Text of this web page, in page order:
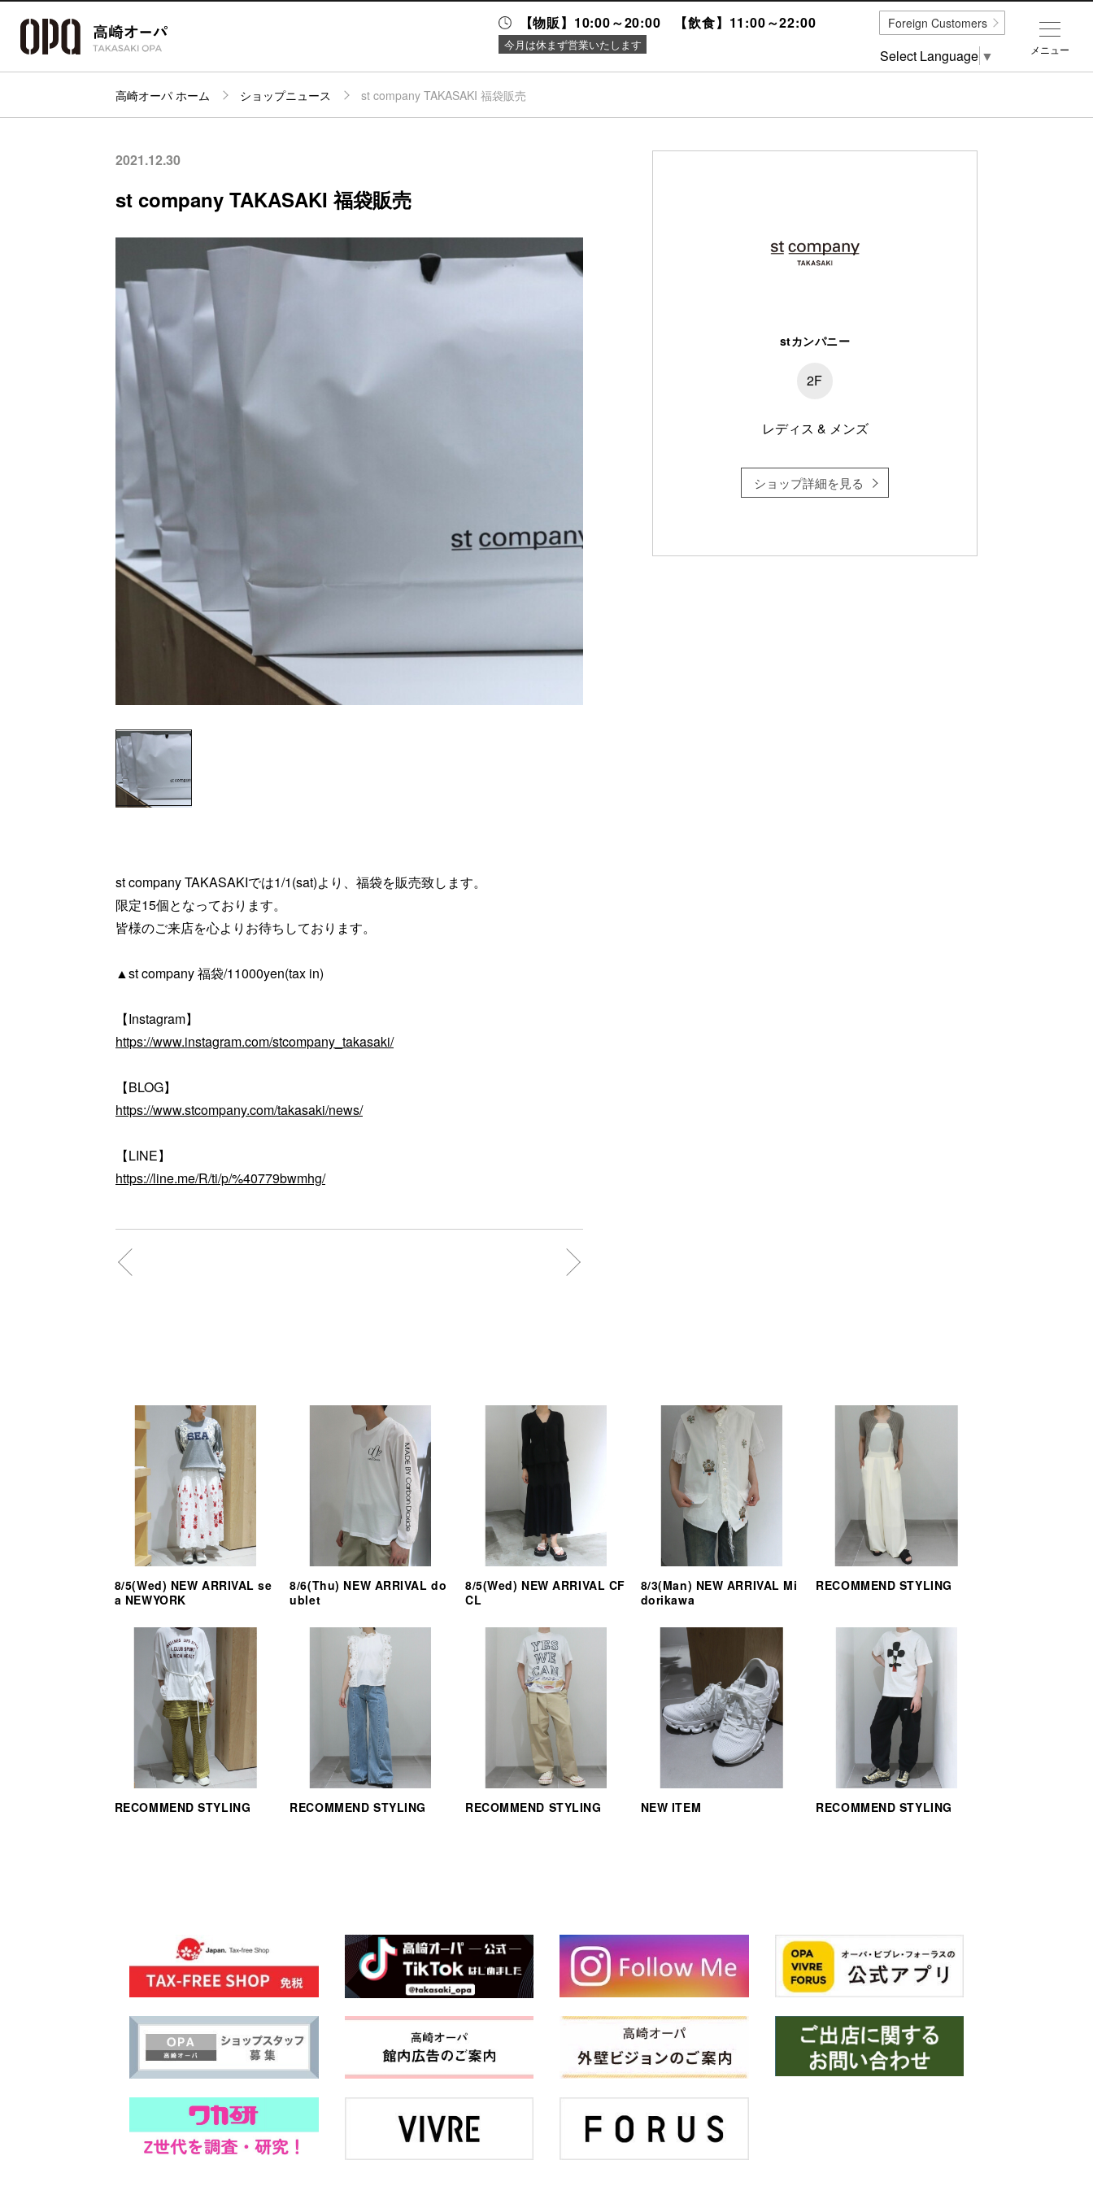
【物販】10:00～20:00 【飲食】11:00～22:00
今月は休まず営業いたします
パーキング
施設案内
イベント
高崎オーパ ホーム ショップニュース st company TAKASAKI 福袋販売
2021.12.30
st company TAKASAKI 福袋販売
st company TAKASAKIでは1/1(sat)より、福袋を販売致します。
限定15個となっております。
皆様のご来店を心よりお待ちしております。
▲st company 福袋/11000yen(tax in)
【Instagram】
https://www.instagram.com/stcompany_takasaki/
【BLOG】
https://www.stcompany.com/takasaki/news/
【LINE】
https://line.me/R/ti/p/%40779bwmhg/
stカンパニー
2F
レディス & メンズ
ショップ詳細を見る
8/5(Wed) NEW ARRIVAL se
a NEWYORK
8/6(Thu) NEW ARRIVAL do
ublet
8/5(Wed) NEW ARRIVAL CF
CL
8/3(Man) NEW ARRIVAL Mi
dorikawa
RECOMMEND STYLING
RECOMMEND STYLING RECOMMEND STYLING RECOMMEND STYLING NEW ITEM RECOMMEND STYLING
メニュー
Foreign Customers
Select Language ▼